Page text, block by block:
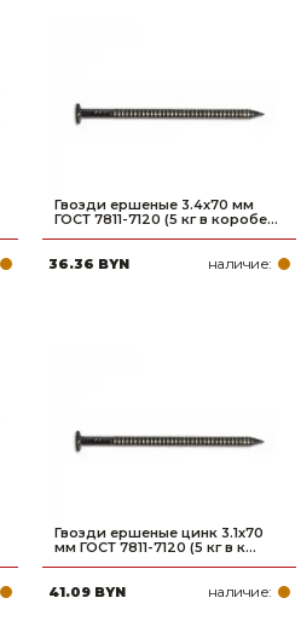
Гвозди ершеные 3.4х70 мм
ГОСТ 7811-7120 (5 кг в коробе...
36.36 BYN наличие:
Гвозди ершеные цинк 3.1х70
мм ГОСТ 7811-7120 (5 кг в к...
41.09 BYN наличие: